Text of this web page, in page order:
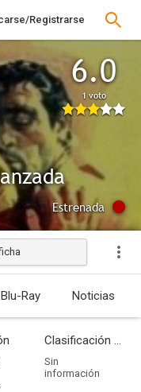
Registrarse
6.0
1 voto
Estrenada
Ray Noticias
Clasificación por edades
Sin
información